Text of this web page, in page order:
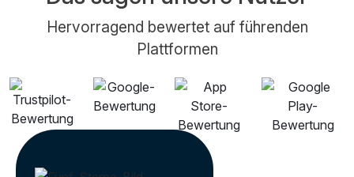
Hervorragend bewertet auf führenden
Plattformen